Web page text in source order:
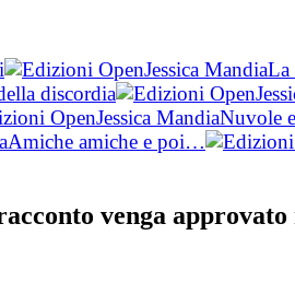
Jessica MandiaLa
discordia
Jessica MandiaNuvole
Amiche amiche e poi…
venga